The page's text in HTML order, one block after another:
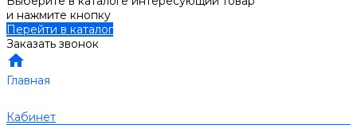
и нажмите кнопку
Перейти в каталог
Заказать звонок
Главная
Кабинет